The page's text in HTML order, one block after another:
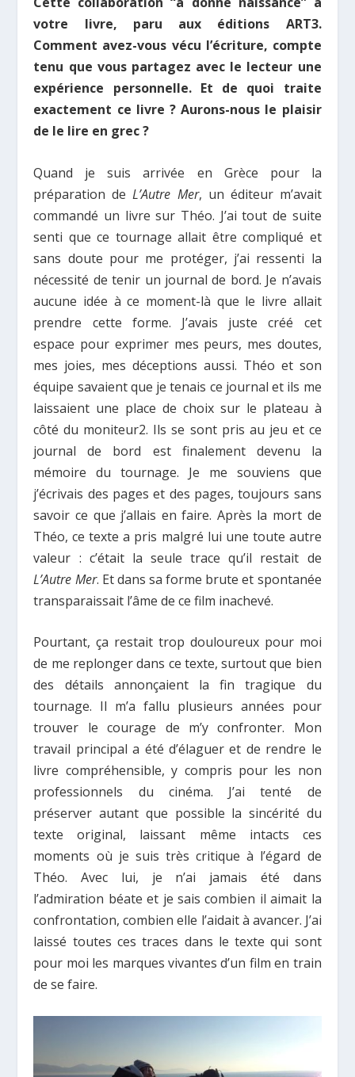
votre livre, paru aux éditions ART3.
Comment avez-vous vécu l’écriture, compte
tenu que vous partagez avec le lecteur une
expérience personnelle. Et de quoi traite
exactement ce livre ? Aurons-nous le plaisir
de le lire en grec ?
Quand je suis arrivée en Grèce pour la
préparation deL’Autre Mer, un éditeur m’avait
commandé un livre sur Théo. J’ai tout de suite
senti que ce tournage allait être compliqué et
sans doute pour me protéger, j’ai ressenti la
nécessité de tenir un journal de bord. Je n’avais
aucune idée à ce moment-là que le livre allait
prendre cette forme. J’avais juste créé cet
espace pour exprimer mes peurs, mes doutes,
mes joies, mes déceptions aussi. Théo et son
équipe savaient que je tenais ce journal et ils me
laissaient une place de choix sur le plateau à
côté du moniteur2. Ils se sont pris au jeu et ce
journal de bord est finalement devenu la
mémoire du tournage. Je me souviens que
j’écrivais des pages et des pages, toujours sans
savoir ce que j’allais en faire. Après la mort de
Théo, ce texte a pris malgré lui une toute autre
valeur : c’était la seule trace qu’il restait de
L’Autre Mer. Et dans sa forme brute et spontanée
transparaissait l’âme de ce film inachevé.
Pourtant, ça restait trop douloureux pour moi
de me replonger dans ce texte, surtout que bien
des détails annonçaient la fin tragique du
tournage. Il m’a fallu plusieurs années pour
trouver le courage de m’y confronter. Mon
travail principal a été d’élaguer et de rendre le
livre compréhensible, y compris pour les non
professionnels du cinéma. J’ai tenté de
préserver autant que possible la sincérité du
texte original, laissant même intacts ces
moments où je suis très critique à l’égard de
Théo. Avec lui, je n’ai jamais été dans
l’admiration béate et je sais combien il aimait la
confrontation, combien elle l’aidait à avancer. J’ai
laissé toutes ces traces dans le texte qui sont
pour moi les marques vivantes d’un film en train
de se faire.